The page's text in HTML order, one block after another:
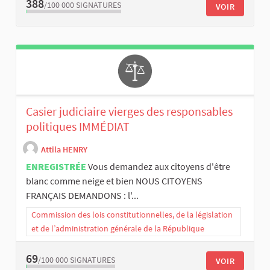
388/100 000 SIGNATURES VOIR
Casier judiciaire vierges des responsables
politiques IMMÉDIAT
Attila HENRY
ENREGISTRÉE Vous demandez aux citoyens d'être
blanc comme neige et bien NOUS CITOYENS
FRANÇAIS DEMANDONS : l'...
Commission des lois constitutionnelles, de la législation
et de l’administration générale de la République
69/100 000 SIGNATURES VOIR